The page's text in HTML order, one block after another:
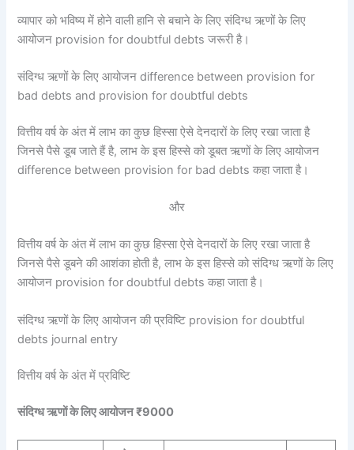
व्यापार को भविष्य में होने वाली हानि से बचाने के लिए संदिग्ध ऋणों के लिए
आयोजन provision for doubtful debts जरूरी है।
संदिग्ध ऋणों के लिए आयोजन difference between provision for
bad debts and provision for doubtful debts
वित्तीय वर्ष के अंत में लाभ का कुछ हिस्सा ऐसे देनदारों के लिए रखा जाता है
जिनसे पैसे डूब जाते हैं है, लाभ के इस हिस्से को डूबत ऋणों के लिए आयोजन
difference between provision for bad debts कहा जाता है।
और
वित्तीय वर्ष के अंत में लाभ का कुछ हिस्सा ऐसे देनदारों के लिए रखा जाता है
जिनसे पैसे डूबने की आशंका होती है, लाभ के इस हिस्से को संदिग्ध ऋणों के लिए
आयोजन provision for doubtful debts कहा जाता है।
संदिग्ध ऋणों के लिए आयोजन की प्रविष्टि provision for doubtful
debts journal entry
वित्तीय वर्ष के अंत में प्रविष्टि
संदिग्ध ऋणों के लिए आयोजन ₹9000